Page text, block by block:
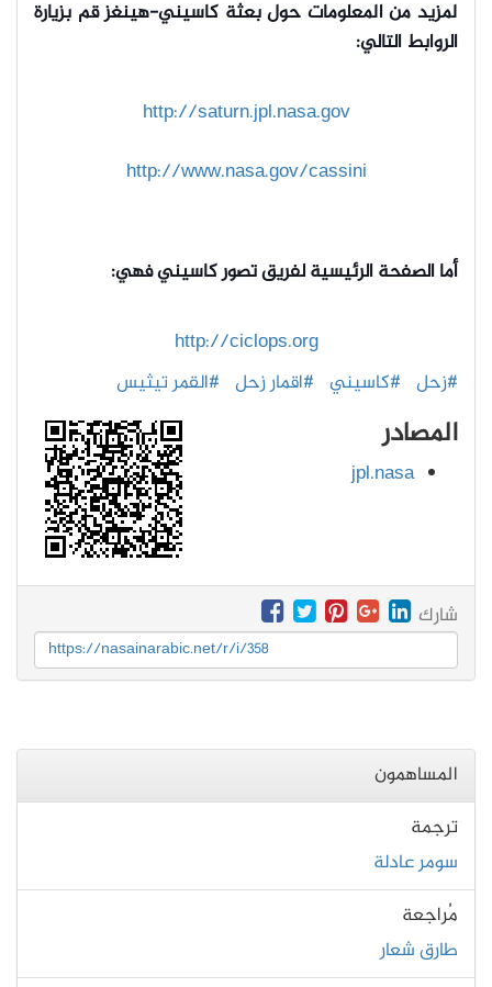
لمزيد من المعلومات حول بعثة كاسيني-هينغز قم بزيارة
الروابط التالي:
http://saturn.jpl.nasa.gov
http://www.nasa.gov/cassini
أما الصفحة الرئيسية لفريق تصور كاسيني فهي:
http://ciclops.org
#زحل #كاسيني #اقمار زحل #القمر تيثيس
المصادر
jpl.nasa
شارك
https://nasainarabic.net/r/i/358
المساهمون
ترجمة
سومر عادلة
مُراجعة
طارق شعار